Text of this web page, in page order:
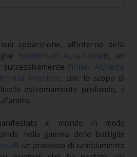
apparizione, all’interno della
Equilibrium Aura-Soma®, un
l’Inner Alchemy
Interiore, con lo scopo di
estremamente profondo, il
al mondo in modo
nella gamma delle bottiglie
un processo di cambiamento